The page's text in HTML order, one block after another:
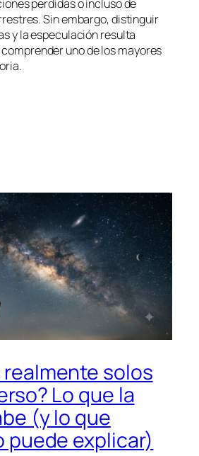
perdidas o incluso de
Sin embargo, distinguir
y la especulación resulta
uno de los mayores
realmente solos
Lo que la
(y lo que
puede explicar)